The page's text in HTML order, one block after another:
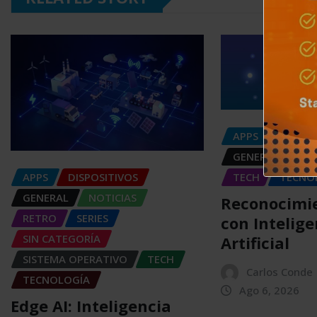
APPS
DISPOSITIVOS
GENERAL
NOTICIAS
RETRO
SERIES
SIN CATEGORÍA
SISTEMA OPERATIVO
TECH
TECNOLOGÍA
Edge AI: Inteligencia
APPS
GENERAL
TECH
con
Artificial
Carlos Conde
Ago 6, 2026